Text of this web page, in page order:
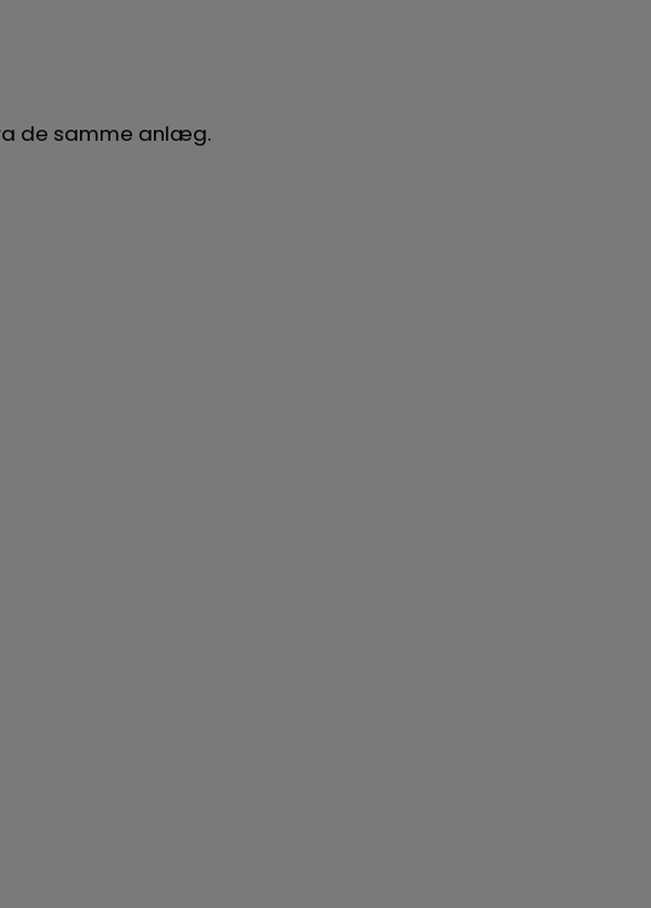
de samme anlæg.